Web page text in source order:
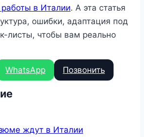
работы в Италии. А эта статья
ошибки, адаптация под
листы, чтобы вам реально
WhatsApp Позвонить
ждут в Италии